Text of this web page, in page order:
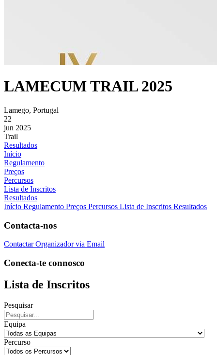
LAMECUM TRAIL 2025
Lamego, Portugal
22
jun 2025
Trail
Resultados
Início
Regulamento
Preços
Percursos
Lista de Inscritos
Resultados
Início Regulamento Preços Percursos Lista de Inscritos Resultados
Contacta-nos
Contactar Organizador via Email
Conecta-te connosco
Lista de Inscritos
Pesquisar
Equipa
Percurso